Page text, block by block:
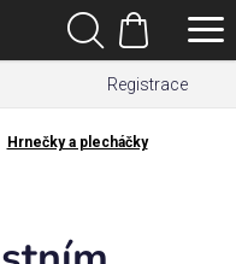
Registrace
Hledat
Nákupní
košík
Hrnečky a plecháčky